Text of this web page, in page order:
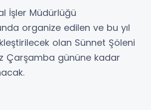
İşler Müdürlüğü
organize edilen ve bu yıl
olan Sünnet Şöleni
Çarşamba gününe kadar